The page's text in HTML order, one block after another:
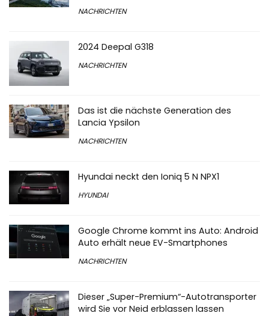
NACHRICHTEN
2024 Deepal G318
NACHRICHTEN
Das ist die nächste Generation des
Lancia Ypsilon
NACHRICHTEN
Hyundai neckt den Ioniq 5 N NPX1
HYUNDAI
Google Chrome kommt ins Auto: Android
Auto erhält neue EV-Smartphones
NACHRICHTEN
Dieser „Super-Premium“-Autotransporter
wird Sie vor Neid erblassen lassen